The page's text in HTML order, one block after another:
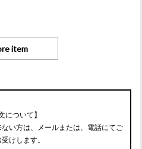
item
について】
い方は、メールまたは、電話にてご
けします。